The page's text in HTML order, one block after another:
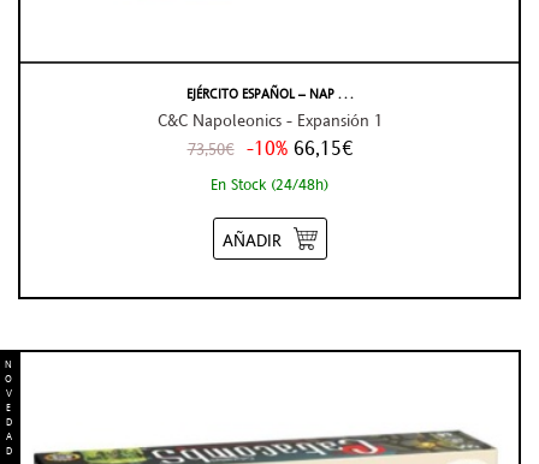
EJÉRCITO ESPAÑOL – NAP . . .
C&C Napoleonics - Expansión 1
73,50€ -10% 66,15€
En Stock (24/48h)
AÑADIR
N
O
V
E
D
A
D